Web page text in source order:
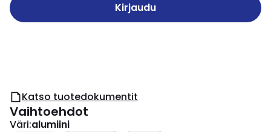
Kirjaudu
Katso tuotedokumentit
Vaihtoehdot
Väri:alumiini